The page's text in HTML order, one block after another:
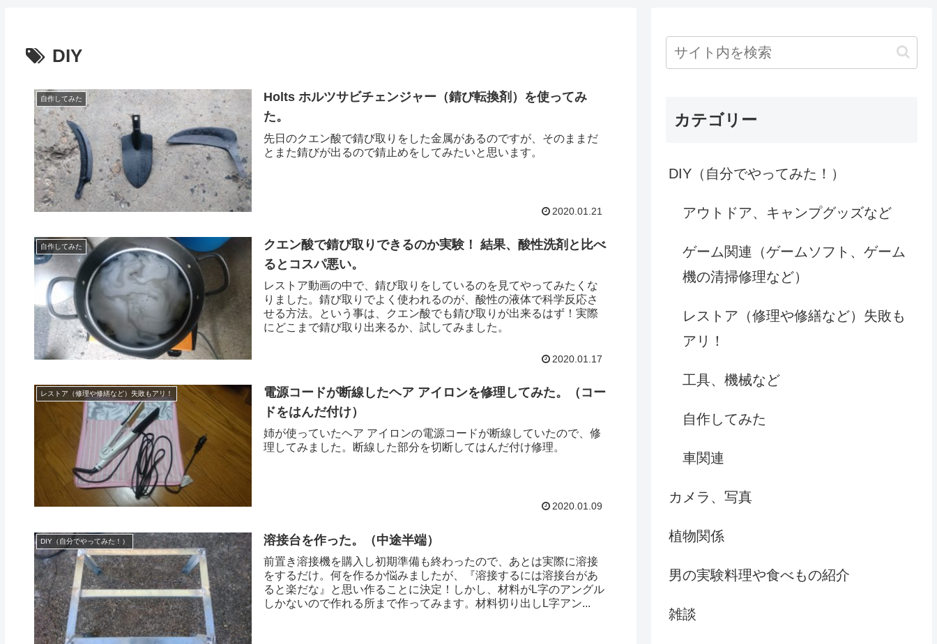
DIY
自作してみた
Holts ホルツサビチェンジャー（錆び転換剤）を使ってみ
た。
先日のクエン酸で錆び取りをした金属があるのですが、そのままだ
とまた錆びが出るので錆止めをしてみたいと思います。
2020.01.21
自作してみた
クエン酸で錆び取りできるのか実験！ 結果、酸性洗剤と比べ
るとコスパ悪い。
レストア動画の中で、錆び取りをしているのを見てやってみたくな
りました。錆び取りでよく使われるのが、酸性の液体で科学反応さ
せる方法。という事は、クエン酸でも錆び取りが出来るはず！実際
にどこまで錆び取り出来るか、試してみました。
2020.01.17
レストア（修理や修繕など）失敗もアリ！
電源コードが断線したヘア アイロンを修理してみた。（コー
ドをはんだ付け）
姉が使っていたヘア アイロンの電源コードが断線していたので、修
理してみました。断線した部分を切断してはんだ付け修理。
2020.01.09
DIY（自分でやってみた！） 溶接台を作った。（中途半端）
前置き溶接機を購入し初期準備も終わったので、あとは実際に溶接
をするだけ。何を作るか悩みましたが、『溶接するには溶接台があ
ると楽だな』と思い作ることに決定！しかし、材料がL字のアングル
しかないので作れる所まで作ってみます。材料切り出しL字アン...
カテゴリー
DIY（自分でやってみた！）
アウトドア、キャンプグッズなど
ゲーム関連（ゲームソフト、ゲーム
機の清掃修理など）
レストア（修理や修繕など）失敗も
アリ！
工具、機械など
自作してみた
車関連
カメラ、写真
植物関係
男の実験料理や食べもの紹介
雑談